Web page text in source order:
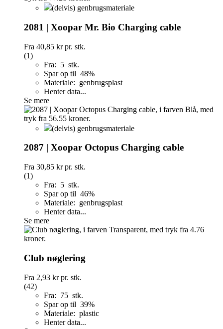
(delvis) genbrugsmateriale
2081 | Xoopar Mr. Bio Charging cable
Fra 40,85 krpr. stk.
(1)
Fra: 5 stk.
Spar op til 48%
Materiale: genbrugsplast
Henter data...
Se mere
(delvis) genbrugsmateriale
2087 | Xoopar Octopus Charging cable
Fra 30,85 krpr. stk.
(1)
Fra: 5 stk.
Spar op til 46%
Materiale: genbrugsplast
Henter data...
Se mere
Club nøglering
Fra 2,93 krpr. stk.
(42)
Fra: 75 stk.
Spar op til 39%
Materiale: plastic
Henter data...